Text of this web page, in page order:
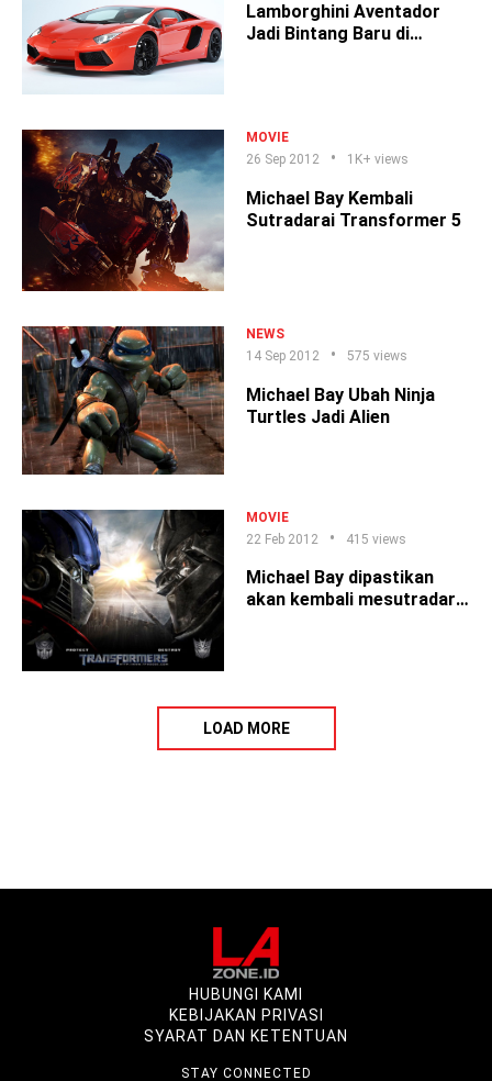
Lamborghini Aventador
Jadi Bintang Baru di
MOVIE
26 Sep 2012
1K+ views
Michael Bay Kembali
Sutradarai Transformer 5
NEWS
14 Sep 2012
575 views
Michael Bay Ubah Ninja
Turtles Jadi Alien
MOVIE
22 Feb 2012
415 views
Michael Bay dipastikan
akan kembali mesutradarai
LOAD MORE
HUBUNGI KAMI
KEBIJAKAN PRIVASI
SYARAT DAN KETENTUAN
STAY CONNECTED